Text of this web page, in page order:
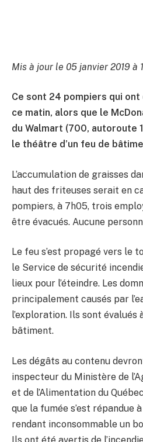
Mis à jour le 05 janvier 2019 à
Ce sont 24 pompiers qui ont
ce matin, alors que le
du Walmart (700, autoroute
le théâtre d’un feu de
L’accumulation de graisses
haut des friteuses serait en
pompiers, à 7h05, trois
être évacués. Aucune
Le feu s’est propagé vers le
le Service de sécurité
lieux pour l’éteindre. Les
principalement causés par
l’exploration. Ils sont
bâtiment.
Les dégâts au contenu
inspecteur du Ministère de
et de l’Alimentation du
que la fumée s’est répandue
rendant inconsommable un